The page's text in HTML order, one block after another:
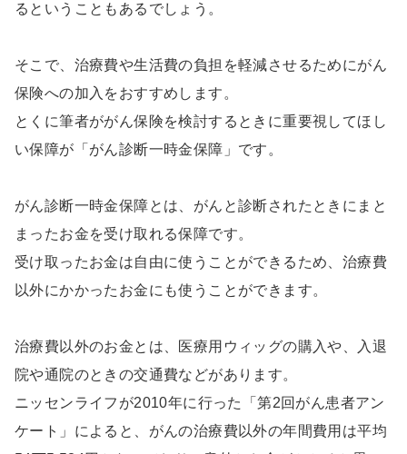
るということもあるでしょう。
そこで、治療費や生活費の負担を軽減させるためにがん
保険への加入をおすすめします。
とくに筆者ががん保険を検討するときに重要視してほし
い保障が「がん診断一時金保障」です。
がん診断一時金保障とは、がんと診断されたときにまと
まったお金を受け取れる保障です。
受け取ったお金は自由に使うことができるため、治療費
以外にかかったお金にも使うことができます。
治療費以外のお金とは、医療用ウィッグの購入や、入退
院や通院のときの交通費などがあります。
ニッセンライフが2010年に行った「第2回がん患者アン
ケート」によると、がんの治療費以外の年間費用は平均